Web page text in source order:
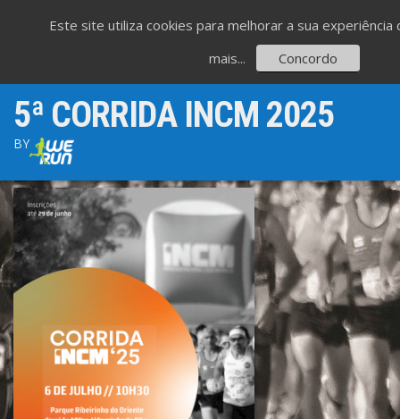
5ª CORRIDA INCM 2025
BY
Este site utiliza cookies para melhorar a sua experiência
mais...
Concordo